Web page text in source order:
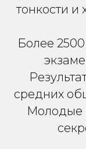
тонкости и
Более
средних
Молодые